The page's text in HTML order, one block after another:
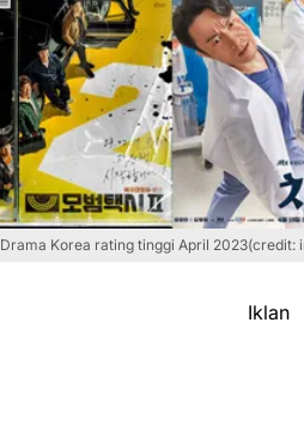
Drama Korea rating tinggi April 2023(credit:
Iklan